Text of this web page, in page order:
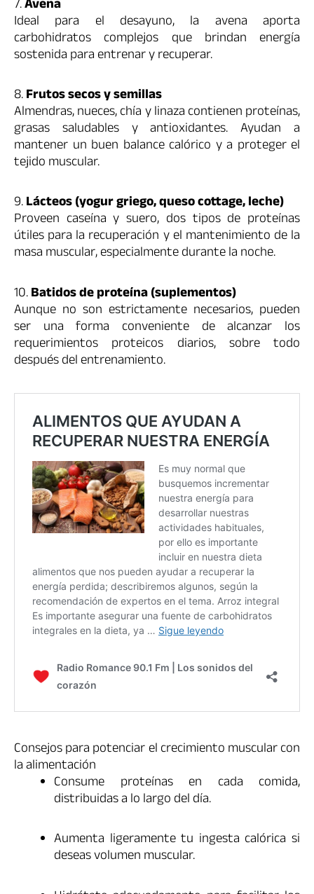
7.Avena
Ideal para el desayuno, la avena aporta
carbohidratos complejos que brindan energía
sostenida para entrenar y recuperar.
8.Frutos secos y semillas
Almendras, nueces, chía y linaza contienen proteínas,
grasas saludables y antioxidantes. Ayudan a
mantener un buen balance calórico y a proteger el
tejido muscular.
9.Lácteos (yogur griego, queso cottage, leche)
Proveen caseína y suero, dos tipos de proteínas
útiles para la recuperación y el mantenimiento de la
masa muscular, especialmente durante la noche.
10.Batidos de proteína (suplementos)
Aunque no son estrictamente necesarios, pueden
ser una forma conveniente de alcanzar los
requerimientos proteicos diarios, sobre todo
después del entrenamiento.
Consejos para potenciar el crecimiento muscular con
la alimentación
Consume proteínas en cada comida,
distribuidas a lo largo del día.
Aumenta ligeramente tu ingesta calórica si
deseas volumen muscular.